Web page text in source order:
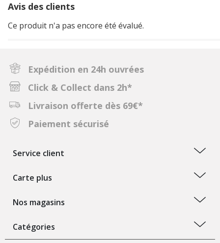
Avis des clients
Ce produit n'a pas encore été évalué.
Expédition en 24h ouvrées
Click & Collect dans 2h*
Livraison offerte dès 69€*
Paiement sécurisé
Service client
Carte plus
Nos magasins
Catégories